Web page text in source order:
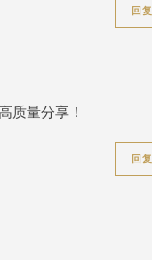
回复
质量分享！
回复